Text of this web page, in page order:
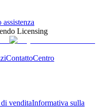
Licensing
ContattoCentro
venditaInformativa sulla